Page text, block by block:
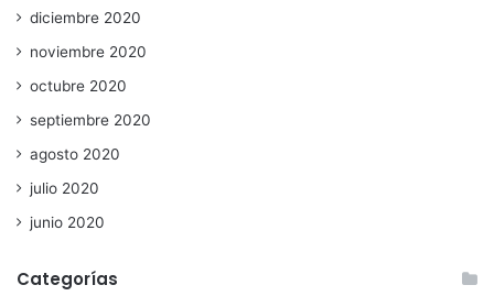
diciembre 2020
noviembre 2020
octubre 2020
septiembre 2020
agosto 2020
julio 2020
junio 2020
Categorías